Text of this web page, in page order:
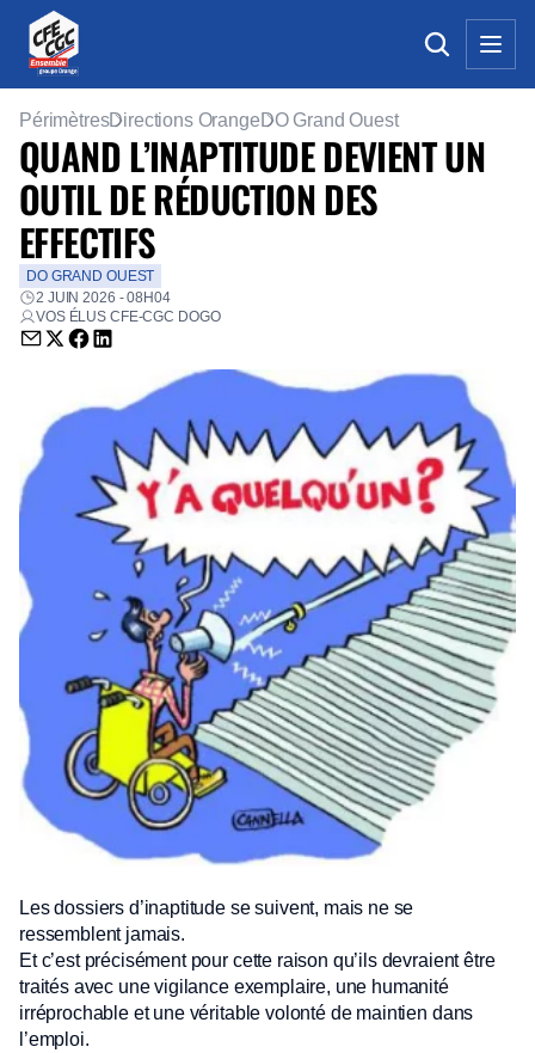
PérimètresDirections Orange DO Grand Ouest
QUAND L’INAPTITUDE DEVIENT UN
OUTIL DE RÉDUCTION DES
EFFECTIFS
DO GRAND OUEST
2 JUIN 2026 - 08H04
VOS ÉLUS CFE-CGC DOGO
Envoyer par email (nouvelle fenêtre)
Partager sur Twitter (nouvelle fenêtre)
Partager sur Facebook (nouvelle fenêtre)
Partager sur LinkedIn (nouvelle fenêtre)
Les dossiers d’inaptitude se suivent, mais ne se
ressemblent jamais.
Et c’est précisément pour cette raison qu’ils devraient être
traités avec une vigilance exemplaire, une humanité
irréprochable et une véritable volonté de maintien dans
l’emploi.